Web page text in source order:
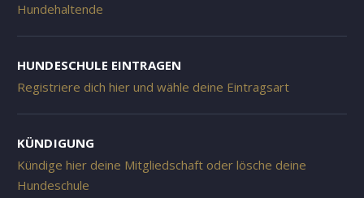
Hundehaltende
HUNDESCHULE EINTRAGEN
Registriere dich hier und wähle deine Eintragsart
KÜNDIGUNG
Kündige hier deine Mitgliedschaft oder lösche deine
Hundeschule